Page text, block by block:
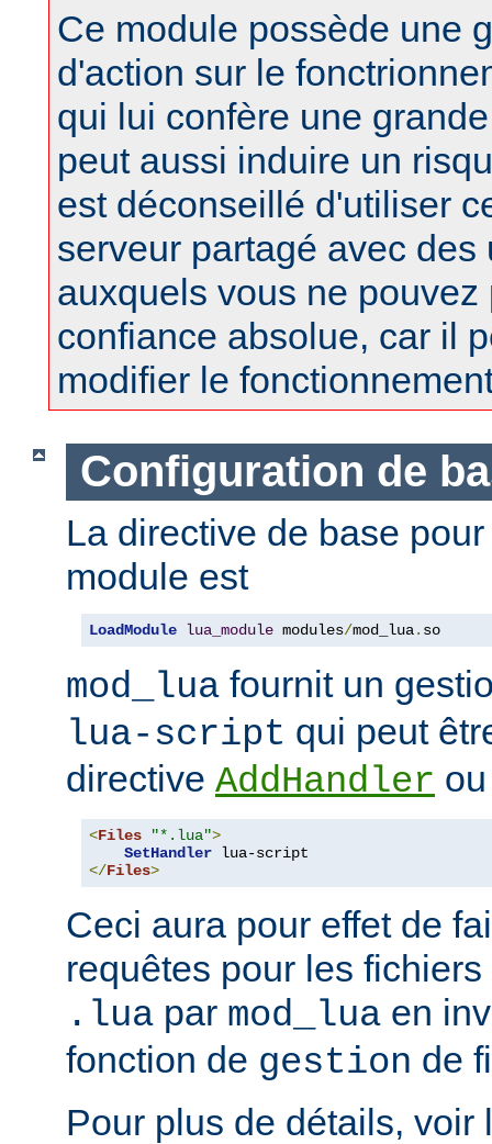
Ce module possède une
d'action sur le
qui lui confère une
peut aussi induire un
est déconseillé d'utiliser
serveur partagé avec des
auxquels vous ne
confiance absolue, car il
modifier le
Configuration de
La directive de base
module est
LoadModule lua_module modules/mod_lua. so
mod_lua fournit un
lua-script qui peut
directive AddHandler
<Files "*.lua">
SetHandler
</Files>
Ceci aura pour effet de
requêtes pour les
.lua par mod_lua en
fonction de gestion de
Pour plus de détails, voir